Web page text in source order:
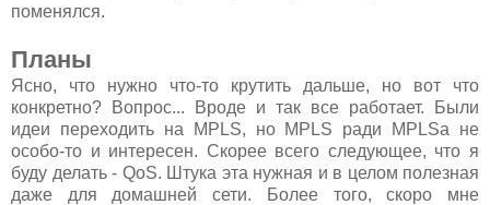
поменялся.
Планы
Ясно, что нужно что-то крутить дальше, но вот что
конкретно? Вопрос... Вроде и так все работает. Были
идеи переходить на MPLS, но MPLS ради MPLSа не
особо-то и интересен. Скорее всего следующее, что я
буду делать - QoS. Штука эта нужная и в целом полезная
даже для домашней сети. Более того, скоро мне